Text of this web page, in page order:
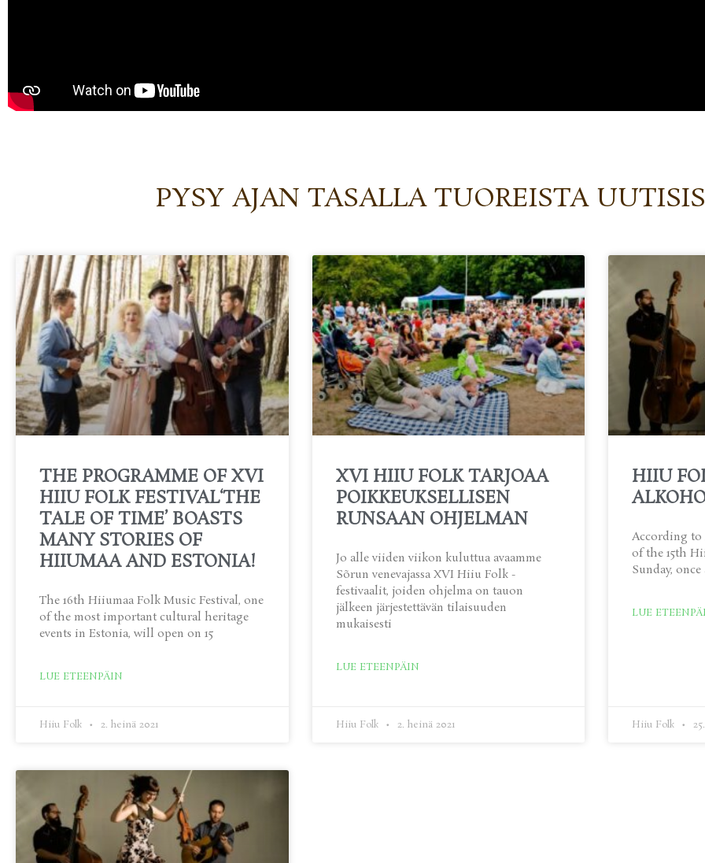
PYSY AJAN TASALLA TUOREISTA
THE PROGRAMME OF XVI
HIIU FOLK FESTIVAL‘THE
TALE OF TIME’ BOASTS
MANY STORIES OF
HIIUMAA AND ESTONIA!
The 16th Hiiumaa Folk Music Festival, one
of the most important cultural heritage
events in Estonia, will open on 15
LUE ETEENPÄIN
Hiiu Folk 2. heinä 2021
XVI HIIU FOLK TARJOAA
POIKKEUKSELLISEN
RUNSAAN OHJELMAN
Jo alle viiden viikon kuluttua avaamme
Sõrun venevajassa XVI Hiiu Folk -
festivaalit, joiden ohjelma on tauon
jälkeen järjestettävän tilaisuuden
mukaisesti
LUE ETEENPÄIN
Hiiu Folk 2. heinä 2021
HIIU
According
of the 15th
Sunday,
LUE
Hiiu Folk